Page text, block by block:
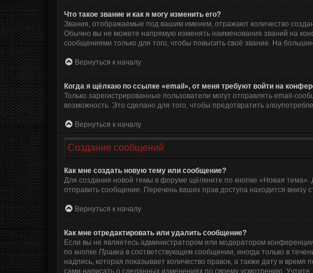
Что такое звание и как я могу изменить его?
Звания, отображаемые под вашим именем, отражают количество
Обычно вы не можете напрямую изменять наименования званий на
сообщениями только для того, чтобы повысить своё звание. На
Вернуться к началу
Когда я щёлкаю по ссылке «email», от меня требуют войти на
Только зарегистрированные пользователи могут отправлять email-
возможность. Это сделано для того, чтобы предотвратить
Вернуться к началу
Создание сообщений
Как мне создать новую тему или сообщение?
Для создания новой темы в форуме щёлкните по кнопке «Новая
отправить сообщение. Перечень ваших прав доступа находится
Вернуться к началу
Как мне отредактировать или удалить сообщение?
Если вы не являетесь администратором или модератором
по кнопке Правка в соответствующем сообщении, иногда только в
надпись, которая показывает количество правок, а также дату и
сами написать о сделанных изменениях по своему усмотрению.